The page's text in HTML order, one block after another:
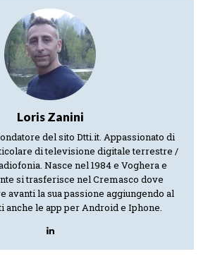
Loris Zanini
del sito Dtti.it. Appassionato di
di televisione digitale terrestre /
Nasce nel 1984 e Voghera e
si trasferisce nel Cremasco dove
avanti la sua passione aggiungendo al
anche le app per Android e Iphone.